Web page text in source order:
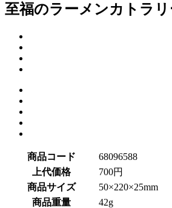
至福のラーメンカトラリ
商品コード
68096588
上代価格
700円
商品サイズ
50×220×25mm
商品重量
42g